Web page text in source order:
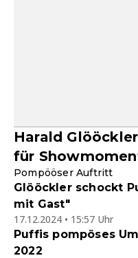
Harald
für
Pompööser Auftritt
Glööckler schockt
mit Gast"
17.12.2024 • 15:57 Uhr
Puffis pompöses
2022